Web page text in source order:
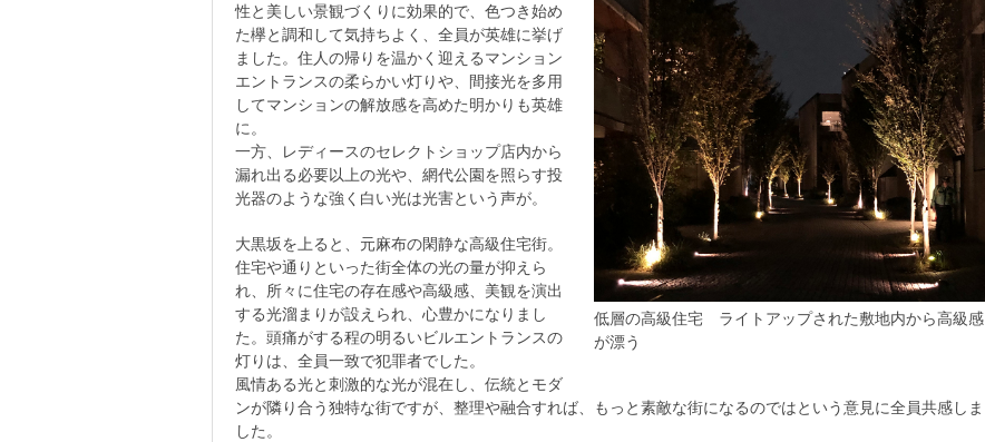
低層の高級住宅 ライトアップされた敷地内から高級感
が漂う
性と美しい景観づくりに効果的で、色つき始め
た欅と調和して気持ちよく、全員が英雄に挙げ
ました。住人の帰りを温かく迎えるマンション
エントランスの柔らかい灯りや、間接光を多用
してマンションの解放感を高めた明かりも英雄
に。
一方、レディースのセレクトショップ店内から
漏れ出る必要以上の光や、網代公園を照らす投
光器のような強く白い光は光害という声が。
大黒坂を上ると、元麻布の閑静な高級住宅街。
住宅や通りといった街全体の光の量が抑えら
れ、所々に住宅の存在感や高級感、美観を演出
する光溜まりが設えられ、心豊かになりまし
た。頭痛がする程の明るいビルエントランスの
灯りは、全員一致で犯罪者でした。
風情ある光と刺激的な光が混在し、伝統とモダ
ンが隣り合う独特な街ですが、整理や融合すれば、もっと素敵な街になるのではという意見に全員共感しま
した。